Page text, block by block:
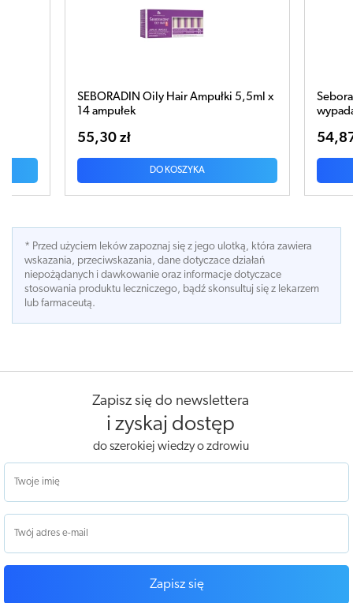
Hair Ampułki 5,5ml x
Seboradin Forte Szampon przeciw
* Przed użyciem leków zapoznaj się z jego ulotką, która zawiera
wskazania, przeciwskazania, dane dotyczace działań
niepożądanych i dawkowanie oraz informacje dotyczace
stosowania produktu leczniczego, bądź skonsultuj się z lekarzem
lub farmaceutą.
Zapisz się do newslettera
i zyskaj dostęp
do szerokiej wiedzy o zdrowiu
Zapisz się